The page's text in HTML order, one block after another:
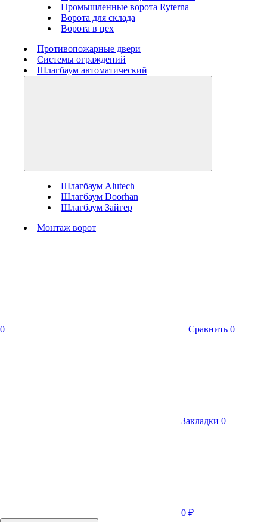
Промышленные ворота Ryterna
Ворота для склада
Ворота в цех
Противопожарные двери
Системы ограждений
Шлагбаум автоматический
Шлагбаум Alutech
Шлагбаум Doorhan
Шлагбаум Зайгер
Монтаж ворот
0 Сравнить 0
Закладки 0
0 ₽